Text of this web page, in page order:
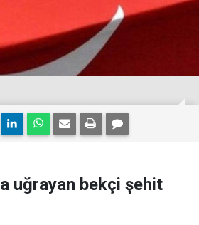
uğrayan bekçi şehit